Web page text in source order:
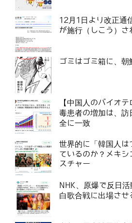
12月1日より改正通
が施行（しこう）さ
ゴミはゴミ箱に、朝
【中国人のバイオ
毒患者の増加は、訪
全に一致
世界的に「韓国人は
ているのか？メキシ
スチャー
NHK、原爆で反日
白歌合戦に出場させ